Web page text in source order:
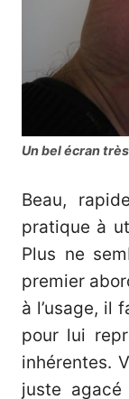
Un bel écran
Beau,
pratique à
Plus ne
premier
à l’usage, il
pour lui
inhérentes.
juste